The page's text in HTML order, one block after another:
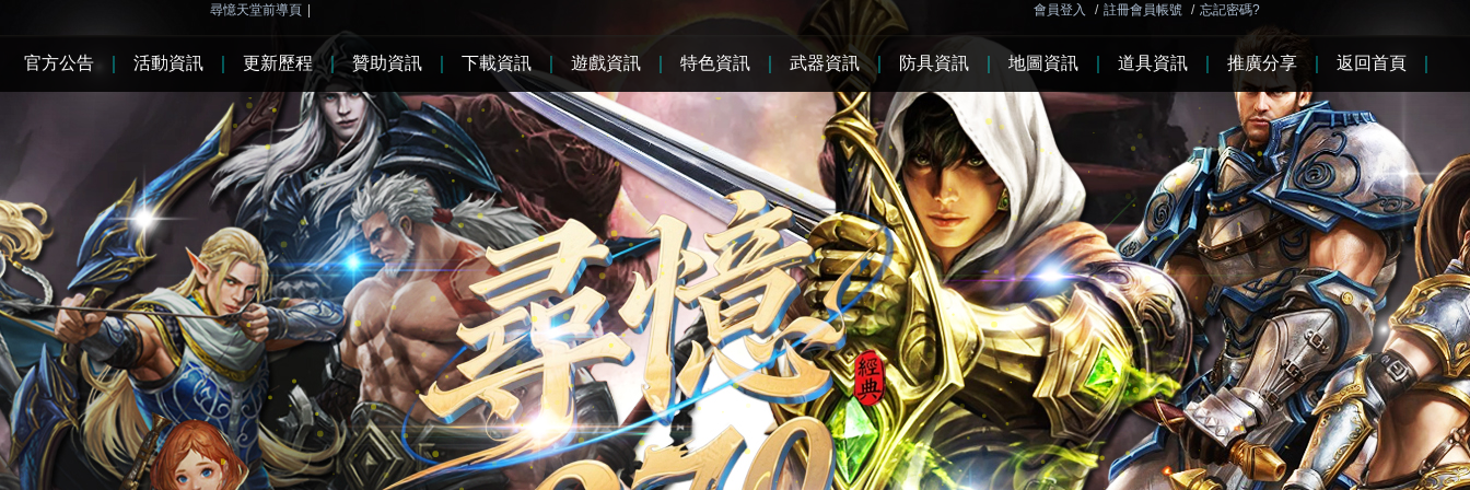
尋憶天堂前導頁 會員登入 / 註冊會員帳號 / 忘記密碼?